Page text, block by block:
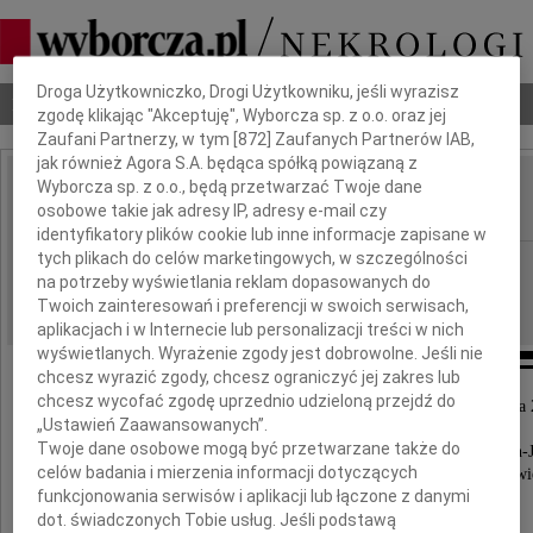
Nekrologi Odeszli Poradnik pogrzebowy
IMIĘ I NAZWISKO: Andrzej Żurkowski
REGION: Katowice
DATA EMISJI: 18.10.2016
Z wielkim bólem zawiadamiamy, że dnia 16 października
zmarł w wieku 85 lat zasłużony lekarz,
długoletni dyrektor Szpitala Górniczego w Katowicach-
sędzia Naczelnego Sądu Lekarskiego w
Nasz kochany
Dbamy o Twoją prywatność
Droga Użytkowniczko, Drogi Użytkowniku, jeśli wyrazisz
zgodę klikając "Akceptuję", Wyborcza sp. z o.o. oraz jej
Zaufani Partnerzy, w tym [872 ] Zaufanych Partnerów IAB,
jak również Agora S.A. będąca spółką powiązaną z
Wyborcza sp. z o.o., będą przetwarzać Twoje dane
osobowe takie jak adresy IP, adresy e-mail czy
identyfikatory plików cookie lub inne informacje zapisane w
tych plikach do celów marketingowych, w szczególności
na potrzeby wyświetlania reklam dopasowanych do
Twoich zainteresowań i preferencji w swoich serwisach,
aplikacjach i w Internecie lub personalizacji treści w nich
wyświetlanych. Wyrażenie zgody jest dobrowolne. Jeśli nie
chcesz wyrazić zgody, chcesz ograniczyć jej zakres lub
chcesz wycofać zgodę uprzednio udzieloną przejdź do
„Ustawień Zaawansowanych”.
Twoje dane osobowe mogą być przetwarzane także do
celów badania i mierzenia informacji dotyczących
funkcjonowania serwisów i aplikacji lub łączone z danymi
dot. świadczonych Tobie usług. Jeśli podstawą